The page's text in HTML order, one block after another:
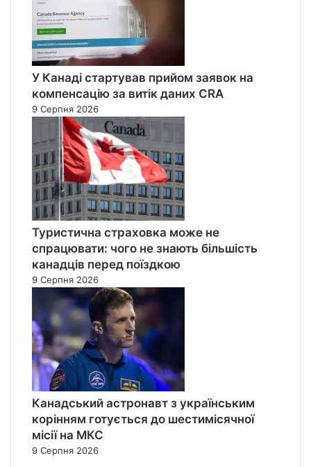
У Канаді стартував прийом заявок на
компенсацію за витік даних CRA
9 Серпня 2026
Туристична страховка може не
спрацювати: чого не знають більшість
канадців перед поїздкою
9 Серпня 2026
Канадський астронавт з українським
корінням готується до шестимісячної
місії на МКС
9 Серпня 2026